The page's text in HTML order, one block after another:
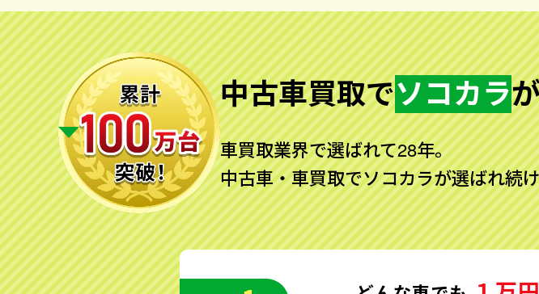
中古車買取でソコカラ
車買取業界で選ばれて28年。
中古車・車買取でソコカラが選ばれ続